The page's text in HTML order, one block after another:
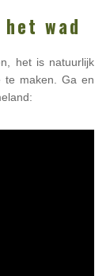
wad
het is natuurlijk
te maken. Ga en